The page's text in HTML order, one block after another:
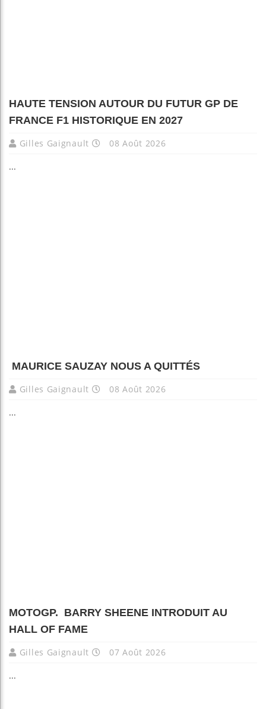
HAUTE TENSION AUTOUR DU FUTUR GP DE
FRANCE F1 HISTORIQUE EN 2027
Gilles Gaignault 08 Août 2026
...
MAURICE SAUZAY NOUS A QUITTÉS
Gilles Gaignault 08 Août 2026
...
MOTOGP. BARRY SHEENE INTRODUIT AU
HALL OF FAME
Gilles Gaignault 07 Août 2026
...